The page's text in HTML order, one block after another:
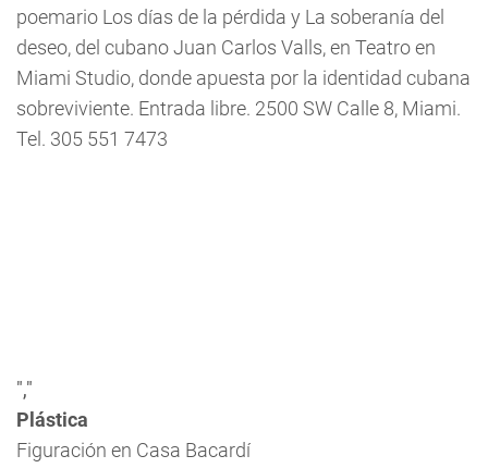
poemario Los días de la pérdida y La soberanía del
deseo, del cubano Juan Carlos Valls, en Teatro en
Miami Studio, donde apuesta por la identidad cubana
sobreviviente. Entrada libre. 2500 SW Calle 8, Miami.
Tel. 305 551 7473
","
Plástica
Figuración en Casa Bacardí